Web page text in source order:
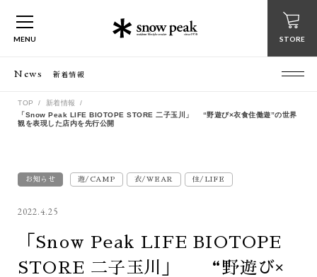
MENU STORE
News 新着情報
TOP
新着情報
「Snow Peak LIFE BIOTOPE STORE 二子玉川」 “野遊び×衣食住働遊”の世界
観を表現した店内を先行公開
お知らせ 遊/CAMP 衣/WEAR 住/LIFE
2022.4.25
「Snow Peak LIFE BIOTOPE
STORE 二子玉川」 “野遊び×